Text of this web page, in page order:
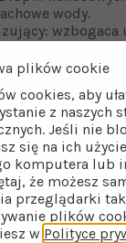
wody.
wzbogaca
pracę
do filtrów
Dobierz
osmozy i
z filtrami do
plików cookie
cookies, aby
z naszych
Jeśli nie
się na ich
komputera lub
że możesz
przeglądarki
plików
w Polityce